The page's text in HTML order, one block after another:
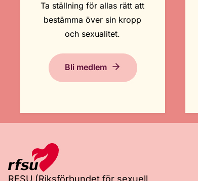
Ta ställning för allas rätt att
bestämma över sin kropp
och sexualitet.
Bli medlem
RFSU (Riksförbundet för sexuell